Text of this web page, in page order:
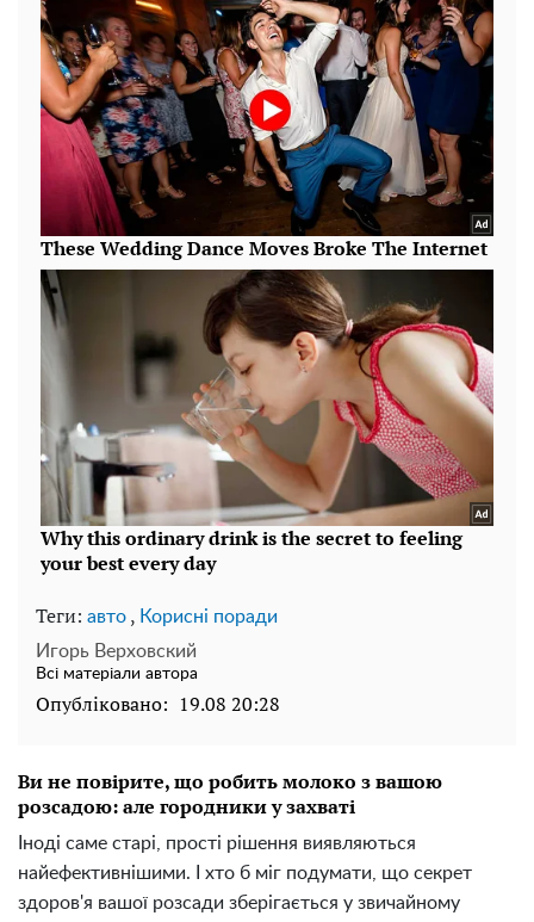
Теги: авто , Корисні поради
Игорь Верховский
Всі матеріали автора
Опубліковано: 19.08 20:28
Ви не повірите, що робить молоко з вашою
розсадою: але городники у захваті
Іноді саме старі, прості рішення виявляються
найефективнішими. І хто б міг подумати, що секрет
здоров'я вашої розсади зберігається у звичайному